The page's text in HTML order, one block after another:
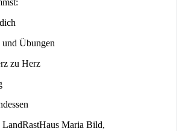
und Übungen
zu Herz
LandRastHaus Maria Bild,